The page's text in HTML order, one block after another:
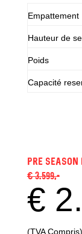
Empattement
Hauteur de
Poids
Capacité
pre season
€ 3.599,-
€
(TVA